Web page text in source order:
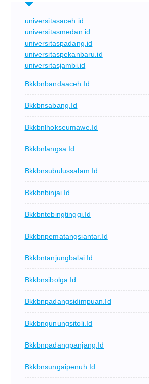
universitasaceh.id
universitasmedan.id
universitaspadang.id
universitaspekanbaru.id
universitasjambi.id
Bkkbnbandaaceh.id
Bkkbnsabang.id
Bkkbnlhokseumawe.id
Bkkbnlangsa.id
Bkkbnsubulussalam.id
Bkkbnbinjai.id
Bkkbntebingtinggi.id
Bkkbnpematangsiantar.id
Bkkbntanjungbalai.id
Bkkbnsibolga.id
Bkkbnpadangsidimpuan.id
Bkkbngunungsitoli.id
Bkkbnpadangpanjang.id
Bkkbnsungaipenuh.id